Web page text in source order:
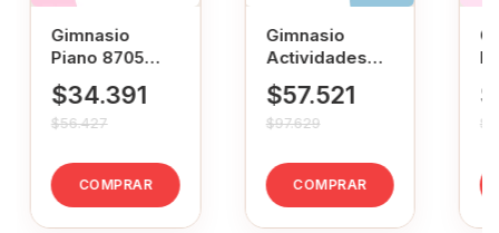
Gimnasio
Piano 8705
Bebesit Pony
Rosa
$34.391
$56.427
Gimnasio
Actividades
5010 Bebesit
Llama Celeste
$57.521
$97.629